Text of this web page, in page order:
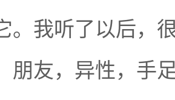
。我听了以后，
朋友，异性，手